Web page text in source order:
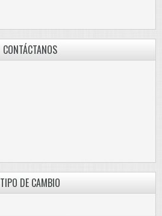
CONTÁCTANOS
TIPO DE CAMBIO